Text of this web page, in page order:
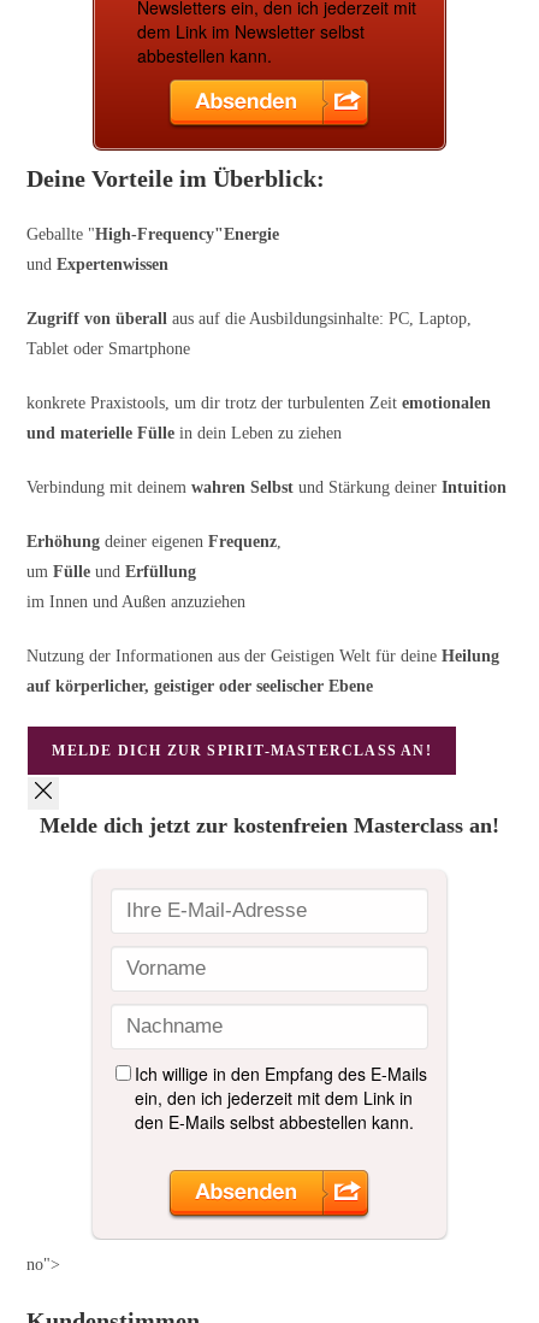
Deine Vorteile im Überblick:
Geballte "High-Frequency"Energie
undExpertenwissen
Zugriff von überallaus auf die Ausbildungsinhalte: PC, Laptop,
Tablet oder Smartphone
konkrete Praxistools, um dir trotz der turbulenten Zeitemotionalen
und materielle Fülle in dein Leben zu ziehen
Verbindung mit deinemwahren Selbstund Stärkung deinerIntuition
Erhöhungdeiner eigenenFrequenz,
umFülleundErfüllung
im Innen und Außen anzuziehen
Nutzung der Informationen aus der Geistigen Welt für deineHeilung
auf körperlicher, geistiger oder seelischer Ebene
MELDE DICH ZUR SPIRIT-MASTERCLASS AN!
Melde dich jetzt zur kostenfreien Masterclass an!
no">